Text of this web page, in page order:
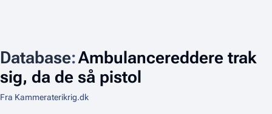
Database:Ambulancereddere trak
sig, da de så pistol
Fra Kammeraterikrig.dk